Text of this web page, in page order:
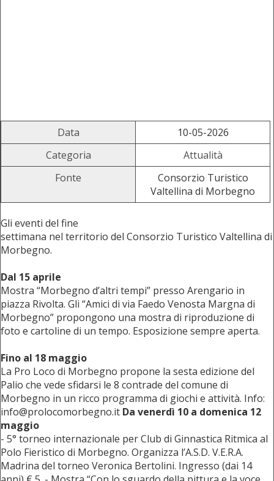
Data
10-05-2026
Categoria
Attualità
Fonte
Consorzio Turistico
Valtellina di Morbegno
Gli eventi del fine
settimana nel territorio del Consorzio Turistico Valtellina di
Morbegno.
Dal 15 aprile
Mostra “Morbegno d’altri tempi” presso Arengario in
piazza Rivolta. Gli “Amici di via Faedo Venosta Margna di
Morbegno” propongono una mostra di riproduzione di
foto e cartoline di un tempo. Esposizione sempre aperta.
Fino al 18 maggio
La Pro Loco di Morbegno propone la sesta edizione del
Palio che vede sfidarsi le 8 contrade del comune di
Morbegno in un ricco programma di giochi e attività. Info:
info@prolocomorbegno.it Da venerdì 10 a domenica 12
maggio
- 5° torneo internazionale per Club di Ginnastica Ritmica al
Polo Fieristico di Morbegno. Organizza l’A.S.D. V.E.R.A.
Madrina del torneo Veronica Bertolini. Ingresso (dai 14